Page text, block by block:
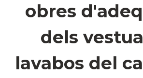
obres
dels
lavabos del